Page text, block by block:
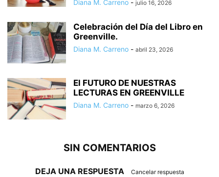
Diana M. Carreno - julio 16, 2026
Celebración del Día del Libro en
Greenville.
Diana M. Carreno - abril 23, 2026
El FUTURO DE NUESTRAS
LECTURAS EN GREENVILLE
Diana M. Carreno - marzo 6, 2026
SIN COMENTARIOS
DEJA UNA RESPUESTA Cancelar respuesta